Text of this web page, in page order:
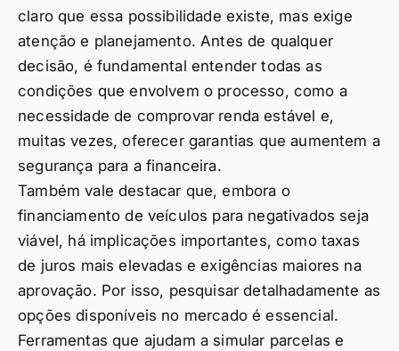
claro que essa possibilidade existe, mas exige
atenção e planejamento. Antes de qualquer
decisão, é fundamental entender todas as
condições que envolvem o processo, como a
necessidade de comprovar renda estável e,
muitas vezes, oferecer garantias que aumentem a
segurança para a financeira.
Também vale destacar que, embora o
financiamento de veículos para negativados seja
viável, há implicações importantes, como taxas
de juros mais elevadas e exigências maiores na
aprovação. Por isso, pesquisar detalhadamente as
opções disponíveis no mercado é essencial.
Ferramentas que ajudam a simular parcelas e